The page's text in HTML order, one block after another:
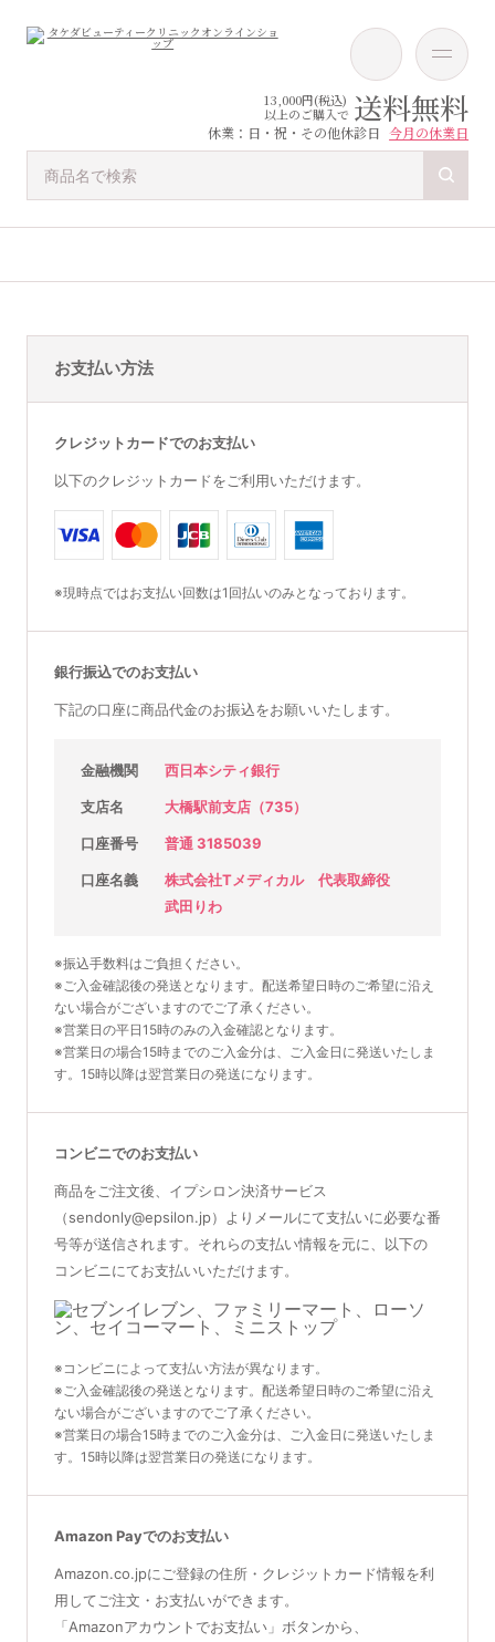
13,000円(税込)
以上のご購入で 送料無料
休業：日・祝・その他休診日 今月の休業日
お支払い方法
クレジットカードでのお支払い
以下のクレジットカードをご利用いただけます。
※現時点ではお支払い回数は1回払いのみとなっております。
銀行振込でのお支払い
下記の口座に商品代金のお振込をお願いいたします。
金融機関 西日本シティ銀行
支店名 大橋駅前支店（735）
口座番号 普通 3185039
口座名義
株式会社Tメディカル 代表取締役
武田りわ
※振込手数料はご負担ください。
※ご入金確認後の発送となります。配送希望日時のご希望に沿え
ない場合がございますのでご了承ください。
※営業日の平日15時のみの入金確認となります。
※営業日の場合15時までのご入金分は、ご入金日に発送いたしま
す。15時以降は翌営業日の発送になります。
コンビニでのお支払い
商品をご注文後、イプシロン決済サービス
（sendonly@epsilon.jp）よりメールにて支払いに必要な番
号等が送信されます。それらの支払い情報を元に、以下の
コンビニにてお支払いいただけます。
※コンビニによって支払い方法が異なります。
※ご入金確認後の発送となります。配送希望日時のご希望に沿え
ない場合がございますのでご了承ください。
※営業日の場合15時までのご入金分は、ご入金日に発送いたしま
す。15時以降は翌営業日の発送になります。
Amazon Payでのお支払い
Amazon.co.jpにご登録の住所・クレジットカード情報を利
用してご注文・お支払いができます。
「Amazonアカウントでお支払い」ボタンから、